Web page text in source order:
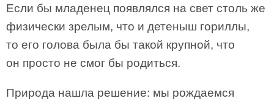
Если бы младенец появлялся на свет столь же
физически зрелым, что и детеныш гориллы,
то его голова была бы такой крупной, что
он просто не смог бы родиться.
Природа нашла решение: мы рождаемся